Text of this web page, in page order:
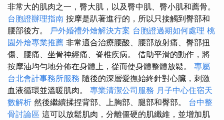
非常大的肌肉之一，臀大肌，以及臀中肌、臀小肌和薦骨。
台胞證辦理指南 按摩是趴著進行的，所以只接觸到臀部和
腰部後方。 戶外婚禮外燴解決方案 台胞證過期如何處理 桃
園外燴專業推薦 非常適合治療腰酸、腰部放射痛、臀部扭
傷、腰痛、坐骨神經痛、脊椎疾病。 借助平滑的動作，將
按摩油均勻地分佈在身體上，從而使身體整體放鬆。 專屬
台北會計事務所服務 隨後的深層愛撫始終針對心臟，刺激
血液循環並溫暖肌肉。 專業清潔公司服務 月子中心住宿天
數解析 然後繼續揉捏背部、上胸部、腿部和臀部。 台中整
骨討論區 這可以放鬆肌肉，分離僵硬的肌纖維，並增加肌